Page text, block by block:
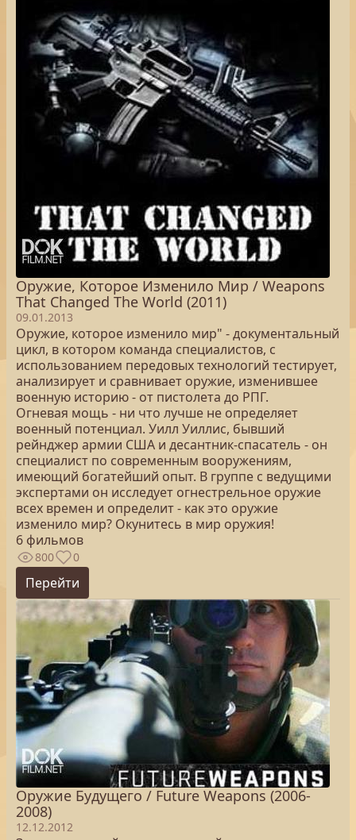
Оружие, Которое Изменило Мир / Weapons
That Changed The World (2011)
09.01.2013
Оружие, которое изменило мир" - документальный
цикл, в котором команда специалистов, с
использованием передовых технологий тестирует,
анализирует и сравнивает оружие, изменившее
военную историю - от пистолета до РПГ.
Огневая мощь - ни что лучше не определяет
военный потенциал. Уилл Уиллис, бывший
рейнджер армии США и десантник-спасатель - он
специалист по современным вооружениям,
имеющий богатейший опыт. В группе с ведущими
экспертами он исследует огнестрельное оружие
всех времен и определит - как это оружие
изменило мир? Окунитесь в мир оружия!
6 фильмов
800 0
Перейти
Оружие Будущего / Future Weapons (2006-
2008)
12.12.2012